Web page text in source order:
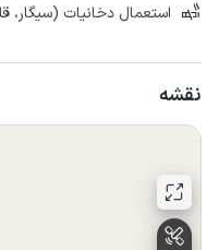
استعمال دخانیات (سیگار،
نقشه